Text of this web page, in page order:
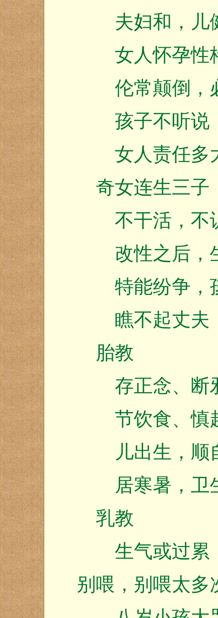
夫妇和，儿
女人怀孕性
伦常颠倒，
孩子不听说
女人责任多
奇女连生三子
不干活，不
改性之后，
特能纷争，
瞧不起丈夫
胎教
存正念、断
节饮食、慎
儿出生，顺
居寒暑，卫
乳教
生气或过累
别喂，别喂太多